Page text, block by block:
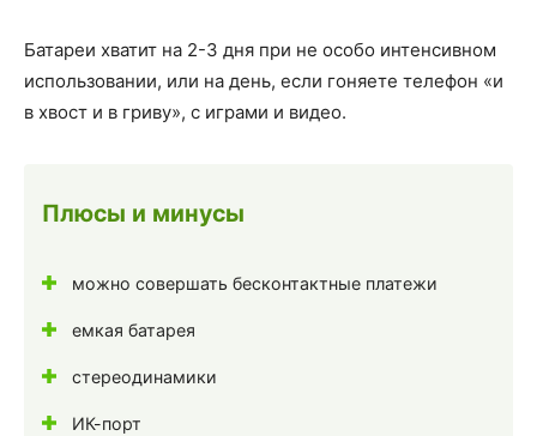
Батареи хватит на 2-3 дня при не особо интенсивном
использовании, или на день, если гоняете телефон «и
в хвост и в гриву», с играми и видео.
Плюсы и минусы
можно совершать бесконтактные платежи
емкая батарея
стереодинамики
ИК-порт